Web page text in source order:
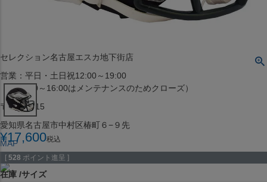
セレクション名古屋エスカ地下街店
営業：平日・土日祝12:00～19:00
（※15:00～16:00はメンテナンスのためクローズ）
〒453-0015
愛知県名古屋市中村区椿町６−９先
MAP
SHOP
¥17,600税込
[ 528 ポイント進呈 ]
在庫 サイズ